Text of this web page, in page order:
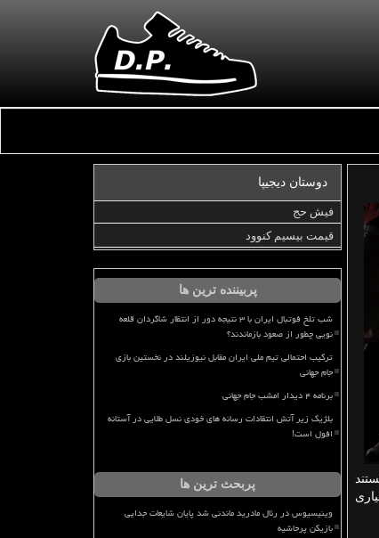
دوستان دیجیپا
فیش حج
قیمت بیسیم کنوود
پربیننده ترین ها
شب تلخ فوتبال ایران با ۳ نتیجه دور از انتظار شاگردان قلعه
نویی چطور از صعود بازماندند؟
ترکیب احتمالی تیم ملی ایران مقابل نیوزیلند در نخستین بازی
جام جهانی
برنامه ۴ دیدار امشب جام جهانی
بلژیک زیر آتش انتقادات رسانه های خودی نسل طلایی در آستانه
افول است!
پربحث ترین ها
وینیسیوس در رئال مادرید ماندنی شد پایان شایعات جدایی
بازیکن پرحاشیه